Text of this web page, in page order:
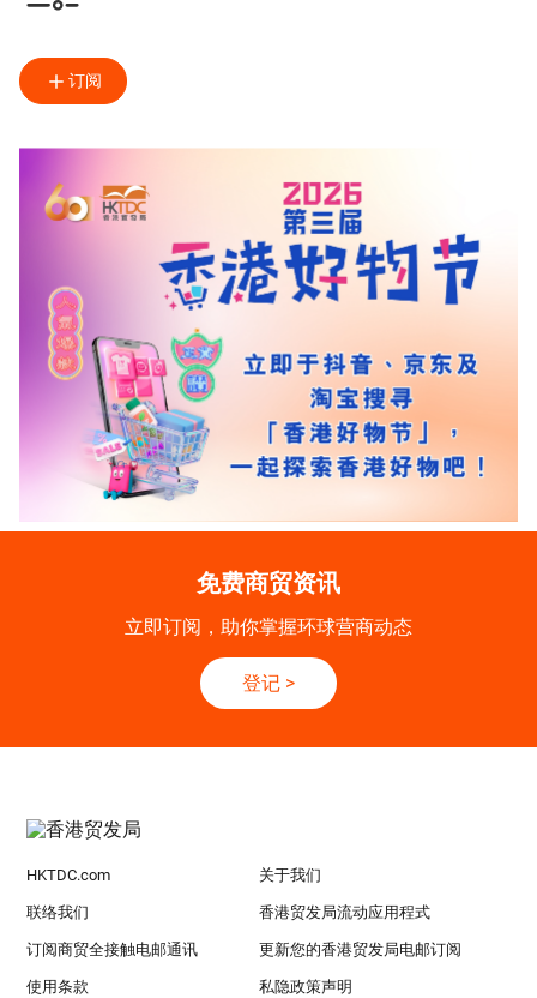
订阅
免费商贸资讯
立即订阅，助你掌握环球营商动态
登记 >
HKTDC.com 关于我们
联络我们 香港贸发局流动应用程式
订阅商贸全接触电邮通讯 更新您的香港贸发局电邮订阅
使用条款 私隐政策声明